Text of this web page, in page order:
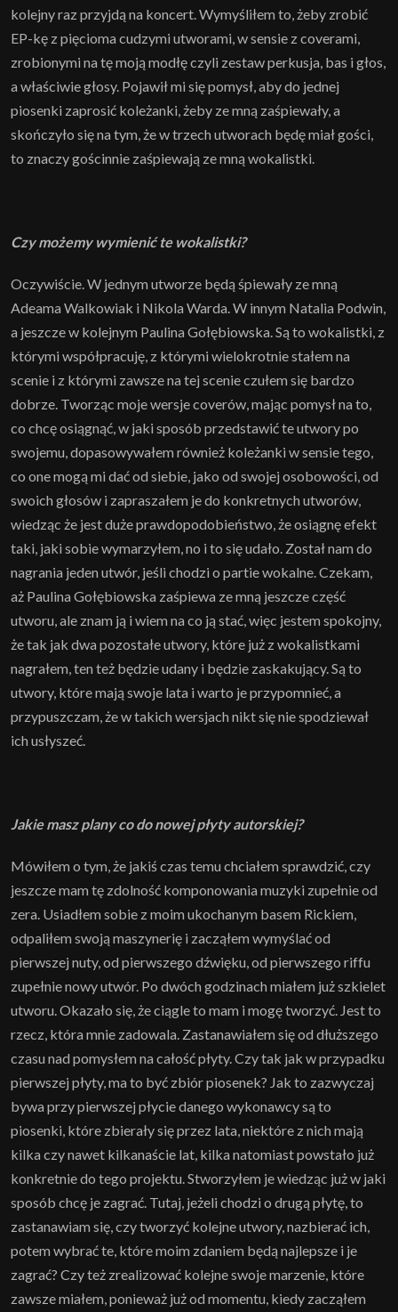
kolejny raz przyjdą na koncert. Wymyśliłem to, żeby zrobić
EP-kę z pięcioma cudzymi utworami, w sensie z coverami,
zrobionymi na tę moją modłę czyli zestaw perkusja, bas i głos,
a właściwie głosy. Pojawił mi się pomysł, aby do jednej
piosenki zaprosić koleżanki, żeby ze mną zaśpiewały, a
skończyło się na tym, że w trzech utworach będę miał gości,
to znaczy gościnnie zaśpiewają ze mną wokalistki.
Czy możemy wymienić te wokalistki?
Oczywiście. W jednym utworze będą śpiewały ze mną
Adeama Walkowiak i Nikola Warda. W innym Natalia Podwin,
a jeszcze w kolejnym Paulina Gołębiowska. Są to wokalistki, z
którymi współpracuję, z którymi wielokrotnie stałem na
scenie i z którymi zawsze na tej scenie czułem się bardzo
dobrze. Tworząc moje wersje coverów, mając pomysł na to,
co chcę osiągnąć, w jaki sposób przedstawić te utwory po
swojemu, dopasowywałem również koleżanki w sensie tego,
co one mogą mi dać od siebie, jako od swojej osobowości, od
swoich głosów i zapraszałem je do konkretnych utworów,
wiedząc że jest duże prawdopodobieństwo, że osiągnę efekt
taki, jaki sobie wymarzyłem, no i to się udało. Został nam do
nagrania jeden utwór, jeśli chodzi o partie wokalne. Czekam,
aż Paulina Gołębiowska zaśpiewa ze mną jeszcze część
utworu, ale znam ją i wiem na co ją stać, więc jestem spokojny,
że tak jak dwa pozostałe utwory, które już z wokalistkami
nagrałem, ten też będzie udany i będzie zaskakujący. Są to
utwory, które mają swoje lata i warto je przypomnieć, a
przypuszczam, że w takich wersjach nikt się nie spodziewał
ich usłyszeć.
Jakie masz plany co do nowej płyty autorskiej?
Mówiłem o tym, że jakiś czas temu chciałem sprawdzić, czy
jeszcze mam tę zdolność komponowania muzyki zupełnie od
zera. Usiadłem sobie z moim ukochanym basem Rickiem,
odpaliłem swoją maszynerię i zacząłem wymyślać od
pierwszej nuty, od pierwszego dźwięku, od pierwszego riffu
zupełnie nowy utwór. Po dwóch godzinach miałem już szkielet
utworu. Okazało się, że ciągle to mam i mogę tworzyć. Jest to
rzecz, która mnie zadowala. Zastanawiałem się od dłuższego
czasu nad pomysłem na całość płyty. Czy tak jak w przypadku
pierwszej płyty, ma to być zbiór piosenek? Jak to zazwyczaj
bywa przy pierwszej płycie danego wykonawcy są to
piosenki, które zbierały się przez lata, niektóre z nich mają
kilka czy nawet kilkanaście lat, kilka natomiast powstało już
konkretnie do tego projektu. Stworzyłem je wiedząc już w jaki
sposób chcę je zagrać. Tutaj, jeżeli chodzi o drugą płytę, to
zastanawiam się, czy tworzyć kolejne utwory, nazbierać ich,
potem wybrać te, które moim zdaniem będą najlepsze i je
zagrać? Czy też zrealizować kolejne swoje marzenie, które
zawsze miałem, ponieważ już od momentu, kiedy zacząłem